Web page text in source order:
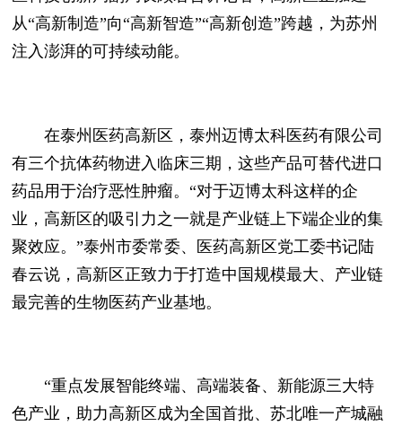
从“高新制造”向“高新智造”“高新创造”跨越，为苏州
注入澎湃的可持续动能。
在泰州医药高新区，泰州迈博太科医药有限公司
有三个抗体药物进入临床三期，这些产品可替代进口
药品用于治疗恶性肿瘤。“对于迈博太科这样的企
业，高新区的吸引力之一就是产业链上下端企业的集
聚效应。”泰州市委常委、医药高新区党工委书记陆
春云说，高新区正致力于打造中国规模最大、产业链
最完善的生物医药产业基地。
“重点发展智能终端、高端装备、新能源三大特
色产业，助力高新区成为全国首批、苏北唯一产城融